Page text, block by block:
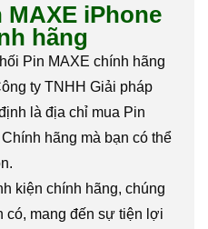
iPhone
hãng
Pin MAXE chính hãng
ty TNHH Giải pháp
là địa chỉ mua Pin
hãng mà bạn có thể
kiện chính hãng, chúng
có, mang đến sự tiện lợi